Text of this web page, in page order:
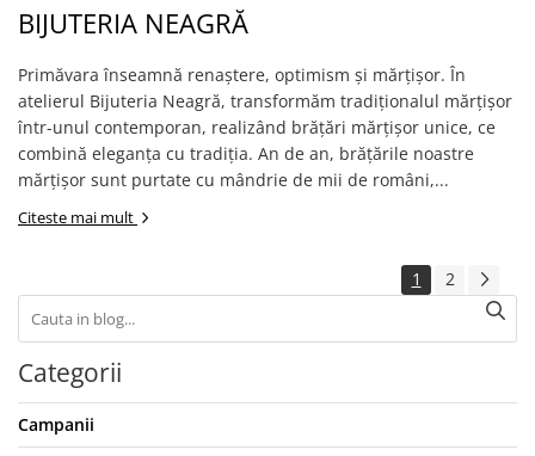
BIJUTERIA NEAGRĂ
Primăvara înseamnă renaștere, optimism și mărțișor. În
atelierul Bijuteria Neagră, transformăm tradiționalul mărțișor
într-unul contemporan, realizând brățări mărțișor unice, ce
combină eleganța cu tradiția. An de an, brățările noastre
mărțișor sunt purtate cu mândrie de mii de români,...
Citeste mai mult
1 2
Categorii
Campanii